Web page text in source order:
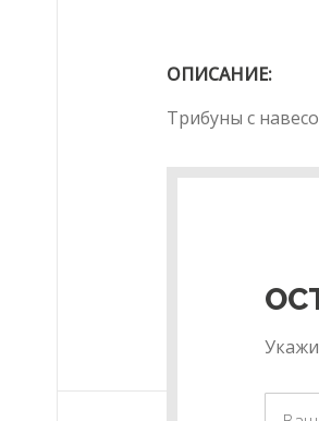
ОПИСАНИЕ:
Трибуны с